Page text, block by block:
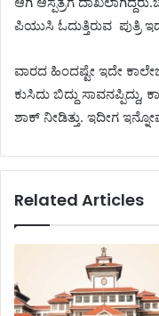
ಪಿಯುಸಿ ಓದುತ್ತಿರುವ ಪುತ್ರಿ
ವಾರದ ಹಿಂದಷ್ಟೇ ಇದೇ
ಕುಸಿದು ಬಿದ್ದು ಸಾವನಪ್ಪಿದ್ದು,
ಶಾಕ್ ನೀಡಿತ್ತು. ಇದೀಗ
Related Articles